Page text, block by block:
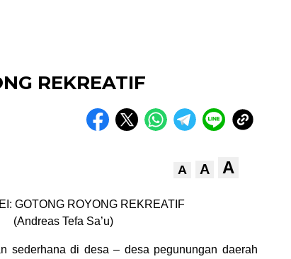
REKREATIF
A A A
GOTONG ROYONG REKREATIF
(Andreas Tefa Sa’u)
sederhana di desa – desa pegunungan daerah